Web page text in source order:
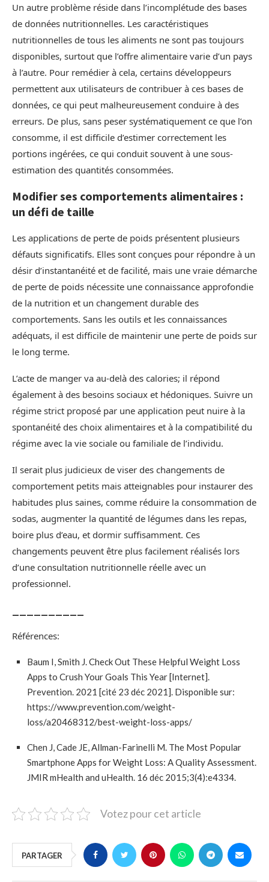
Un autre problème réside dans l’incomplétude des bases
de données nutritionnelles. Les caractéristiques
nutritionnelles de tous les aliments ne sont pas toujours
disponibles, surtout que l’offre alimentaire varie d’un pays
à l’autre. Pour remédier à cela, certains développeurs
permettent aux utilisateurs de contribuer à ces bases de
données, ce qui peut malheureusement conduire à des
erreurs. De plus, sans peser systématiquement ce que l’on
consomme, il est difficile d’estimer correctement les
portions ingérées, ce qui conduit souvent à une sous-
estimation des quantités consommées.
Modifier ses comportements alimentaires :
un défi de taille
Les applications de perte de poids présentent plusieurs
défauts significatifs. Elles sont conçues pour répondre à un
désir d’instantanéité et de facilité, mais une vraie démarche
de perte de poids nécessite une connaissance approfondie
de la nutrition et un changement durable des
comportements. Sans les outils et les connaissances
adéquats, il est difficile de maintenir une perte de poids sur
le long terme.
L’acte de manger va au-delà des calories; il répond
également à des besoins sociaux et hédoniques. Suivre un
régime strict proposé par une application peut nuire à la
spontanéité des choix alimentaires et à la compatibilité du
régime avec la vie sociale ou familiale de l’individu.
Il serait plus judicieux de viser des changements de
comportement petits mais atteignables pour instaurer des
habitudes plus saines, comme réduire la consommation de
sodas, augmenter la quantité de légumes dans les repas,
boire plus d’eau, et dormir suffisamment. Ces
changements peuvent être plus facilement réalisés lors
d’une consultation nutritionnelle réelle avec un
professionnel.
Références:
Baum I, Smith J. Check Out These Helpful Weight Loss
Apps to Crush Your Goals This Year [Internet].
Prevention. 2021 [cité 23 déc 2021]. Disponible sur:
https://www.prevention.com/weight-
loss/a20468312/best-weight-loss-apps/
Chen J, Cade JE, Allman-Farinelli M. The Most Popular
Smartphone Apps for Weight Loss: A Quality Assessment.
JMIR mHealth and uHealth. 16 déc 2015;3(4):e4334.
Votez pour cet article
PARTAGER